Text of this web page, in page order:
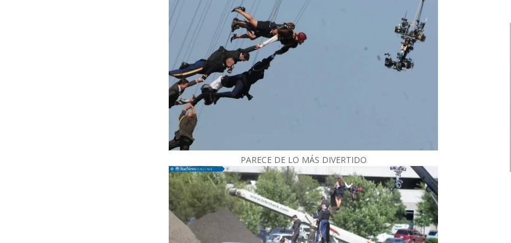
PARECE DE LO MÁS DIVERTIDO